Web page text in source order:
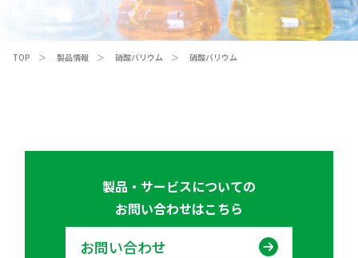
TOP 製品情報 硝酸バリウム 硝酸バリウム
製品・サービスについての
お問い合わせはこちら
お問い合わせ